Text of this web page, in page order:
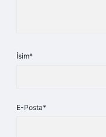
İsim*
E-Posta*